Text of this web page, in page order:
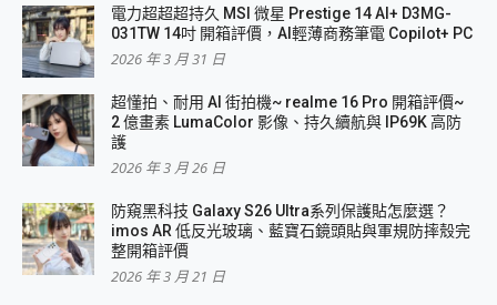
電力超超超持久 MSI 微星 Prestige 14 AI+ D3MG-
031TW 14吋 開箱評價，AI輕薄商務筆電 Copilot+ PC
2026 年 3 月 31 日
超懂拍、耐用 AI 街拍機~ realme 16 Pro 開箱評價~
2 億畫素 LumaColor 影像、持久續航與 IP69K 高防
護
2026 年 3 月 26 日
防窺黑科技 Galaxy S26 Ultra系列保護貼怎麼選？
imos AR 低反光玻璃、藍寶石鏡頭貼與軍規防摔殼完
整開箱評價
2026 年 3 月 21 日